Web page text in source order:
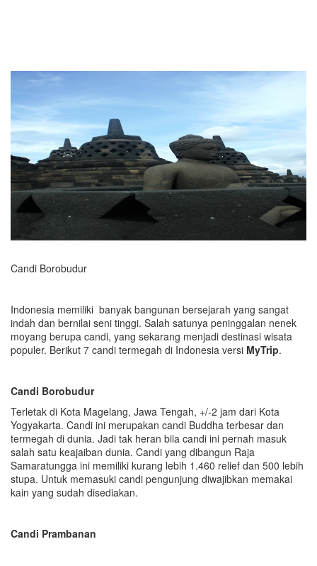
Candi Borobudur
Indonesia memiliki banyak bangunan bersejarah yang sangat
indah dan bernilai seni tinggi. Salah satunya peninggalan nenek
moyang berupa candi, yang sekarang menjadi destinasi wisata
populer. Berikut 7 candi termegah di Indonesia versi MyTrip.
Candi Borobudur
Terletak di Kota Magelang, Jawa Tengah, +/-2 jam dari Kota
Yogyakarta. Candi ini merupakan candi Buddha terbesar dan
termegah di dunia. Jadi tak heran bila candi ini pernah masuk
salah satu keajaiban dunia. Candi yang dibangun Raja
Samaratungga ini memiliki kurang lebih 1.460 relief dan 500 lebih
stupa. Untuk memasuki candi pengunjung diwajibkan memakai
kain yang sudah disediakan.
Candi Prambanan